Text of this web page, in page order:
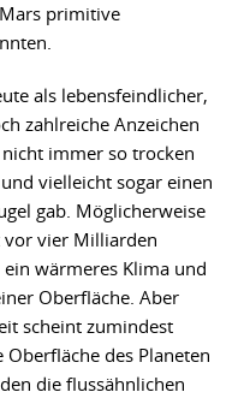
primitive
als lebensfeindlicher,
zahlreiche Anzeichen
immer so trocken
vielleicht sogar einen
gab. Möglicherweise
vor vier Milliarden
wärmeres Klima und
Oberfläche. Aber
scheint zumindest
des Planeten
die flussähnlichen